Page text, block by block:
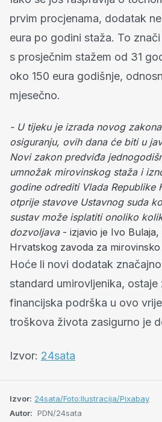
prvim procjenama, dodatak
eura po godini staža. To
s prosječnim stažem od 31
oko 150 eura godišnje,
mjesečno.
- U tijeku je izrada novog
osiguranju, ovih dana će biti u
Novi zakon predviđa
umnožak mirovinskog staža i
godine odrediti Vlada Republike
otprije stavove Ustavnog suda
sustav može isplatiti onoliko
dozvoljava- izjavio je Ivo Bulaja,
Hrvatskog zavoda za mirovinsko
Hoće li novi dodatak
standard umirovljenika,
financijska podrška u ovo
troškova života zasigurno je
Izvor: 24sata
Izvor: 24sata/Foto:Ilustracija/Pixabay
Autor: PDN/24sata